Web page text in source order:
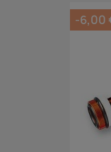
-6,00